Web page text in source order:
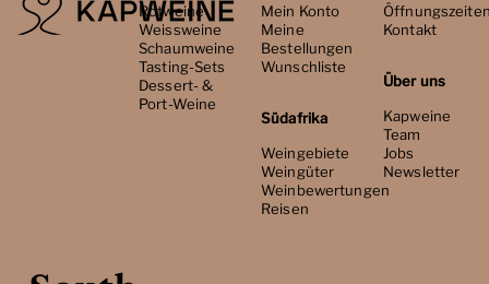
Rotweine
Weissweine
Schaumweine
Tasting-Sets
Dessert- &
Port-Weine
Mein Konto
Meine
Bestellungen
Wunschliste
Südafrika
Weingebiete
Weingüter
Weinbewertungen
Reisen
Kontakt
Über uns
Kapweine
Team
Jobs
Newsletter